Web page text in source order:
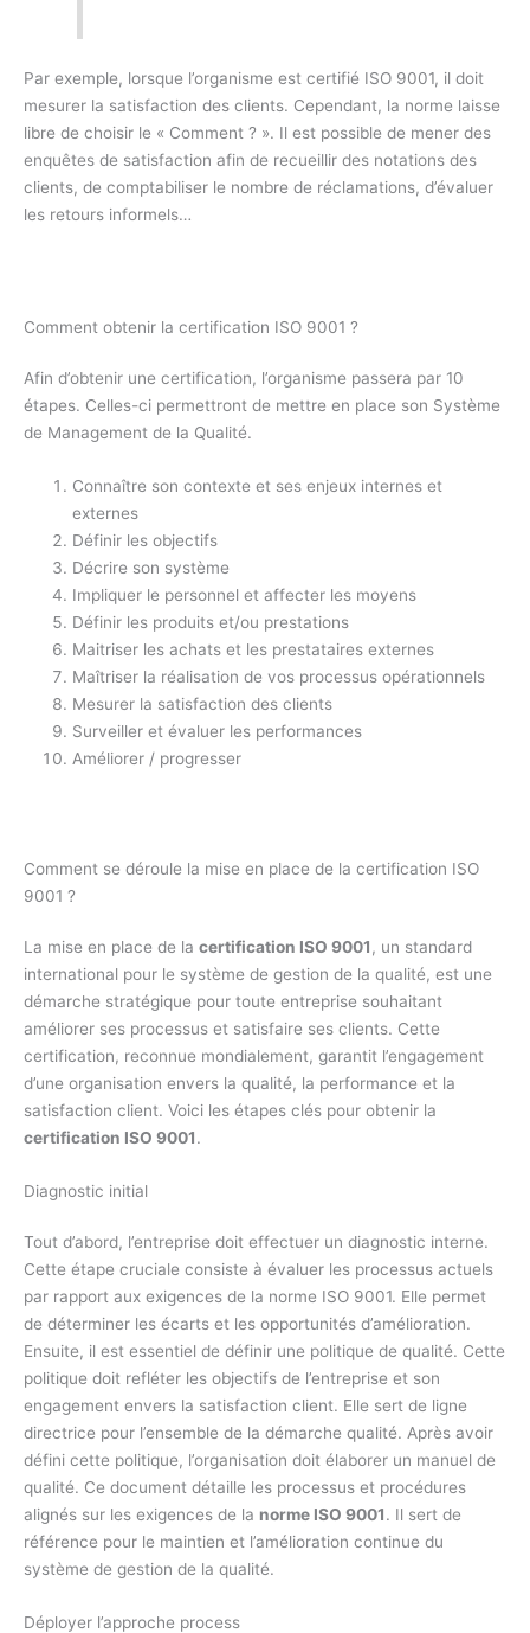
Par exemple, lorsque l’organisme est certifié ISO 9001, il doit
mesurer la satisfaction des clients. Cependant, la norme laisse
libre de choisir le « Comment ? ». Il est possible de mener des
enquêtes de satisfaction afin de recueillir des notations des
clients, de comptabiliser le nombre de réclamations, d’évaluer
les retours informels…
Comment obtenir la certification ISO 9001 ?
Afin d’obtenir une certification, l’organisme passera par 10
étapes. Celles-ci permettront de mettre en place son Système
de Management de la Qualité.
Connaître son contexte et ses enjeux internes et
externes
Définir les objectifs
Décrire son système
Impliquer le personnel et affecter les moyens
Définir les produits et/ou prestations
Maitriser les achats et les prestataires externes
Maîtriser la réalisation de vos processus opérationnels
Mesurer la satisfaction des clients
Surveiller et évaluer les performances
Améliorer / progresser
Comment se déroule la mise en place de la certification ISO
9001 ?
La mise en place de la certification ISO 9001, un standard
international pour le système de gestion de la qualité, est une
démarche stratégique pour toute entreprise souhaitant
améliorer ses processus et satisfaire ses clients. Cette
certification, reconnue mondialement, garantit l’engagement
d’une organisation envers la qualité, la performance et la
satisfaction client. Voici les étapes clés pour obtenir la
certification ISO 9001.
Diagnostic initial
Tout d’abord, l’entreprise doit effectuer un diagnostic interne.
Cette étape cruciale consiste à évaluer les processus actuels
par rapport aux exigences de la norme ISO 9001. Elle permet
de déterminer les écarts et les opportunités d’amélioration.
Ensuite, il est essentiel de définir une politique de qualité. Cette
politique doit refléter les objectifs de l’entreprise et son
engagement envers la satisfaction client. Elle sert de ligne
directrice pour l’ensemble de la démarche qualité. Après avoir
défini cette politique, l’organisation doit élaborer un manuel de
qualité. Ce document détaille les processus et procédures
alignés sur les exigences de la norme ISO 9001. Il sert de
référence pour le maintien et l’amélioration continue du
système de gestion de la qualité.
Déployer l’approche process